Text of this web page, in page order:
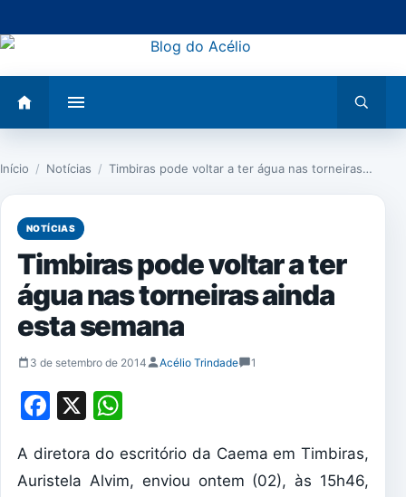
para
conteúdo
menu
busca
Início / Notícias / Timbiras pode voltar a ter água nas torneiras…
NOTÍCIAS
Timbiras pode voltar a ter
água nas torneiras ainda
esta semana
3 de setembro de 2014 Acélio Trindade 1
Facebook
X
A diretora do escritório da Caema em Timbiras,
Auristela Alvim, enviou ontem (02), às 15h46,